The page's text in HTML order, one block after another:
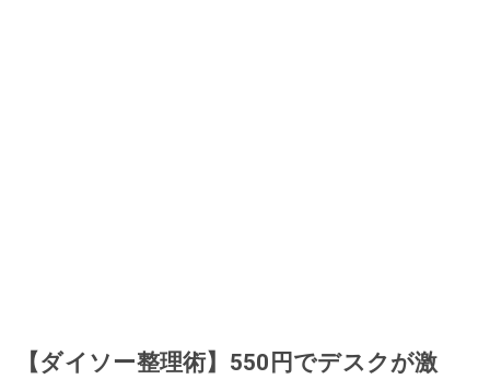
【ダイソー整理術】550円でデスクが激